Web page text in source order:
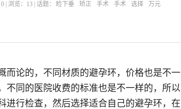
0 | 浏览： 13 | 话题： 睑下垂 矫正 手术 手术 选择 万元
而论的，不同材质的避孕环，价格也是不一
不同的医院收费的标准也是不一样的，所以
进行检查，然后选择适合自己的避孕环，在